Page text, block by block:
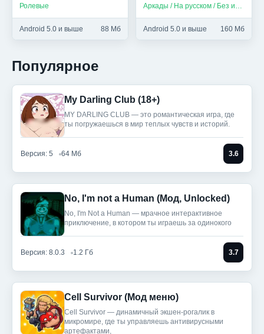
Ролевые
Android 5.0 и выше 88 Мб
Аркады / На русском / Без интернета
Android 5.0 и выше 160 Мб
Популярное
My Darling Club (18+)
MY DARLING CLUB — это романтическая игра, где
ты погружаешься в мир теплых чувств и историй.
Версия: 5 64 Мб 3.6
No, I'm not a Human (Мод, Unlocked)
No, I'm Not a Human — мрачное интерактивное
приключение, в котором ты играешь за одинокого
Версия: 8.0.3 1.2 Гб 3.7
Cell Survivor (Мод меню)
Cell Survivor — динамичный экшен-рогалик в
микромире, где ты управляешь антивирусными
артефактами,